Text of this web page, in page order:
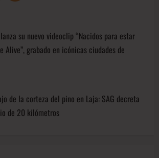
su nuevo videoclip “Nacidos para estar
Alive”, grabado en icónicas ciudades de
de la corteza del pino en Laja: SAG decreta
de 20 kilómetros